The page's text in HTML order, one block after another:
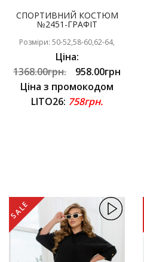
СПОРТИВНИЙ КОСТЮМ
№2451-ГРАФІТ
Розміри: 50-52,58-60,62-64,
Ціна:
1368.00грн.
958.00грн
Ціна з промокодом
LITO26: 758грн.
SALE